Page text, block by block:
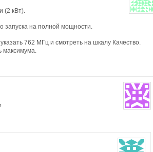
(2 кВт).
запуска на полной мощности.
762 МГц и смотреть на шкалу Качество.
максимума.